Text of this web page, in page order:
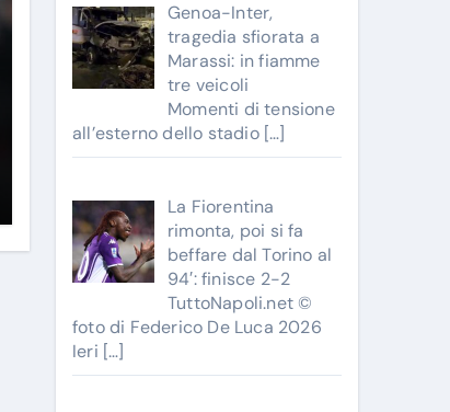
Genoa-Inter,
tragedia sfiorata a
Marassi: in fiamme
tre veicoli
Momenti di tensione
all’esterno dello stadio […]
La Fiorentina
rimonta, poi si fa
beffare dal Torino al
94′: finisce 2-2
TuttoNapoli.net ©
foto di Federico De Luca 2026
Ieri […]